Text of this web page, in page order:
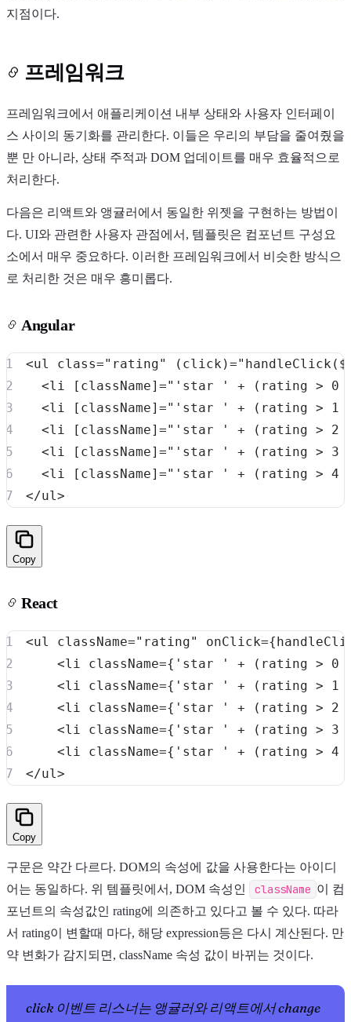
지점이다.
프레임워크
프레임워크에서 애플리케이션 내부 상태와 사용자 인터페이
스 사이의 동기화를 관리한다. 이들은 우리의 부담을 줄여줬을
뿐 만 아니라, 상태 주적과 DOM 업데이트를 매우 효율적으로
처리한다.
다음은 리액트와 앵귤러에서 동일한 위젯을 구현하는 방법이
다. UI와 관련한 사용자 관점에서, 템플릿은 컴포넌트 구성요
소에서 매우 중요하다. 이러한 프레임워크에서 비슷한 방식으
로 처리한 것은 매우 흥미롭다.
Angular
<ul class=" rating" (click)="
<li [className] =" ' star ' + (rating >
<li [className] =" ' star ' + (rating >
<li [className] =" ' star ' + (rating >
<li [className] =" ' star ' + (rating >
<li [className] =" ' star ' + (rating >
</ul>
Copy
React
<ul className=" rating" onClick={
<li className={'star ' + (rating > 0
<li className={'star ' + (rating > 1
<li className={'star ' + (rating > 2
<li className={'star ' + (rating > 3
<li className={'star ' + (rating > 4
</ul>
Copy
구문은 약간 다르다. DOM의 속성에 값을 사용한다는 아이디
어는 동일하다. 위 템플릿에서, DOM 속성인
className 이 컴
포넌트의 속성값인 rating에 의존하고 있다고 볼 수 있다. 따라
서 rating이 변할때 마다, 해당 expression등은 다시 계산된다. 만
약 변화가 감지되면, className 속성 값이 바뀌는 것이다.
click 이벤트 리스너는 앵귤러와 리액트에서 change